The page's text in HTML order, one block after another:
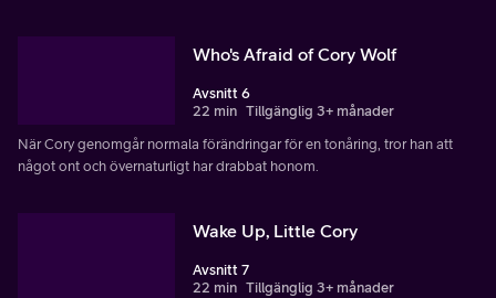
Who's Afraid of Cory Wolf
Avsnitt 6
22 min Tillgänglig 3+ månader
När Cory genomgår normala förändringar för en tonåring, tror han att
något ont och övernaturligt har drabbat honom.
Wake Up, Little Cory
Avsnitt 7
22 min Tillgänglig 3+ månader